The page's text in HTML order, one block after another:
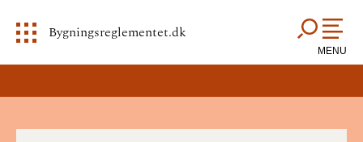
Bygningsreglementet.dk
MENU